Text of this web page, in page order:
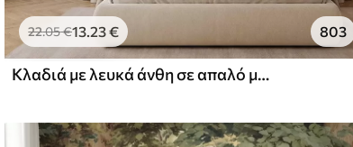
22.05€13.23€ 803
Κλαδιά με λευκά άνθη σε απαλό μπεζ φόντο